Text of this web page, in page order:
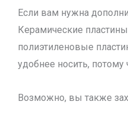
Если вам нужна
Керамические
полиэтиленовые
удобнее носить, потому
Возможно, вы также